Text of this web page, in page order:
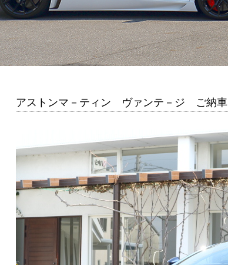
アストンマ－ティン ヴァンテ－ジ ご納車